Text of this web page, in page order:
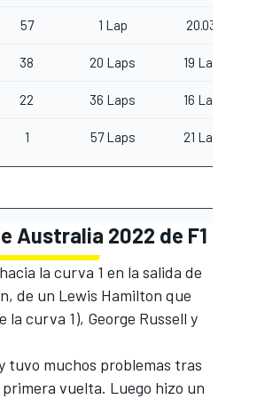
57 1 Lap 20.038
38 20 Laps 19 Laps
22 36 Laps 16 Laps
1 57 Laps 21 Laps
Australia 2022 de F1
la curva 1 en la salida de
, de un Lewis Hamilton que
la curva 1), George Russell y
tuvo muchos problemas tras
vuelta. Luego hizo un